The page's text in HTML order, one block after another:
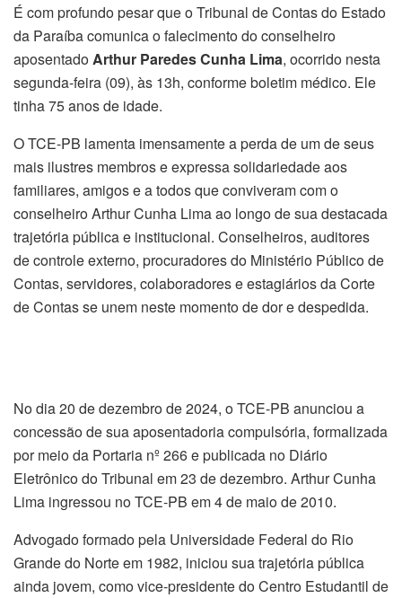
É com profundo pesar que o Tribunal de Contas do Estado
da Paraíba comunica o falecimento do conselheiro
aposentadoArthur Paredes Cunha Lima, ocorrido nesta
segunda-feira (09), às 13h, conforme boletim médico. Ele
tinha 75 anos de idade.
O TCE-PB lamenta imensamente a perda de um de seus
mais ilustres membros e expressa solidariedade aos
familiares, amigos e a todos que conviveram com o
conselheiro Arthur Cunha Lima ao longo de sua destacada
trajetória pública e institucional. Conselheiros, auditores
de controle externo, procuradores do Ministério Público de
Contas, servidores, colaboradores e estagiários da Corte
de Contas se unem neste momento de dor e despedida.
No dia 20 de dezembro de 2024, o TCE-PB anunciou a
concessão de sua aposentadoria compulsória, formalizada
por meio da Portaria nº 266e publicada no Diário
Eletrônico do Tribunal em 23 de dezembro. Arthur Cunha
Lima ingressou no TCE-PB em 4 de maio de 2010.
Advogado formado pela Universidade Federal do Rio
Grande do Norte em 1982, iniciou sua trajetória pública
ainda jovem, como vice-presidente do Centro Estudantil de